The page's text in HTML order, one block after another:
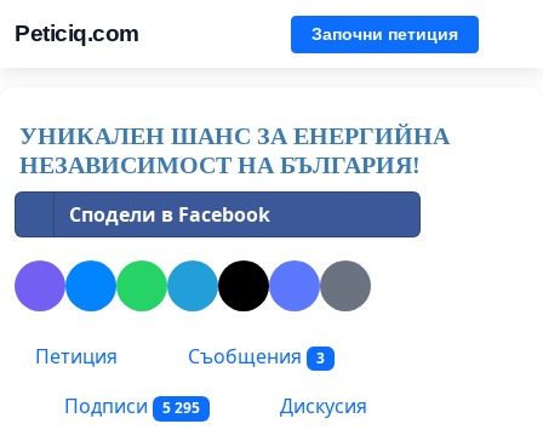
Peticiq.com Започни петиция
УНИКАЛЕН ШАНС ЗА ЕНЕРГИЙНА
НЕЗАВИСИМОСТ НА БЪЛГАРИЯ!
Сподели в Facebook
Петиция Съобщения 3
Подписи 5 295
Дискусия